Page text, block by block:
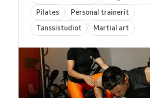
Pilates
Personal trainerit
Tanssistudiot
Martial art